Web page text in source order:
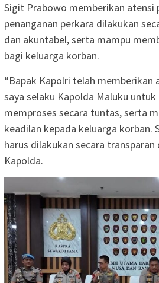
Sigit Prabowo memberikan atensi
penanganan perkara dilakukan
dan akuntabel, serta mampu
bagi keluarga korban.
“Bapak Kapolri telah memberikan
saya selaku Kapolda Maluku
memproses secara tuntas, serta
keadilan kepada keluarga korban.
harus dilakukan secara transparan
Kapolda.